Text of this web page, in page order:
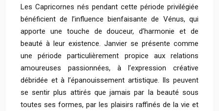
Les Capricornes nés pendant cette période privilégiée
bénéficient de l’influence bienfaisante de Vénus, qui
apporte une touche de douceur, d’harmonie et de
beauté à leur existence. Janvier se présente comme
une période particulièrement propice aux relations
amoureuses passionnées, à l’expression créative
débridée et à l’épanouissement artistique. Ils peuvent
se sentir plus attirés que jamais par la beauté sous
toutes ses formes, par les plaisirs raffinés de la vie et